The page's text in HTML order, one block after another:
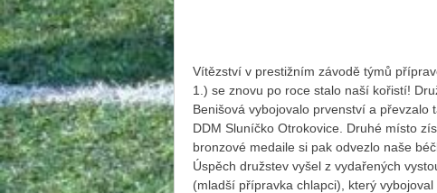
Vítězství v prestižním závodě týmů
1.) se znovu po roce stalo naší kořistí!
Benišová vybojovalo prvenství a
DDM Sluníčko Otrokovice. Druhé místo
bronzové medaile si pak odvezlo naše
Úspěch družstev vyšel z vydařených
(mladší přípravka chlapci), který